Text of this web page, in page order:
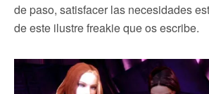
de paso, satisfacer las necesidades
de este ilustre freakie que os escribe.